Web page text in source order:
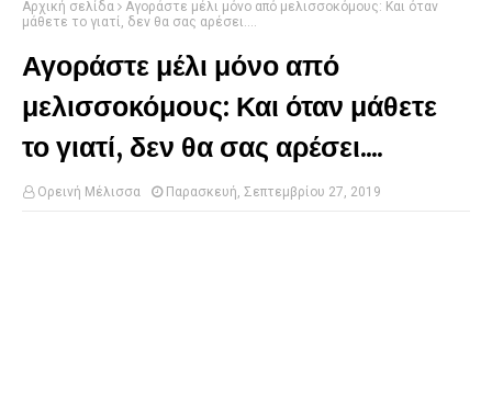
Αρχική σελίδα
Αγοράστε μέλι μόνο από μελισσοκόμους: Και όταν
μάθετε το γιατί, δεν θα σας αρέσει....
Αγοράστε μέλι μόνο από
μελισσοκόμους: Και όταν μάθετε
το γιατί, δεν θα σας αρέσει....
Ορεινή Μέλισσα Παρασκευή, Σεπτεμβρίου 27, 2019